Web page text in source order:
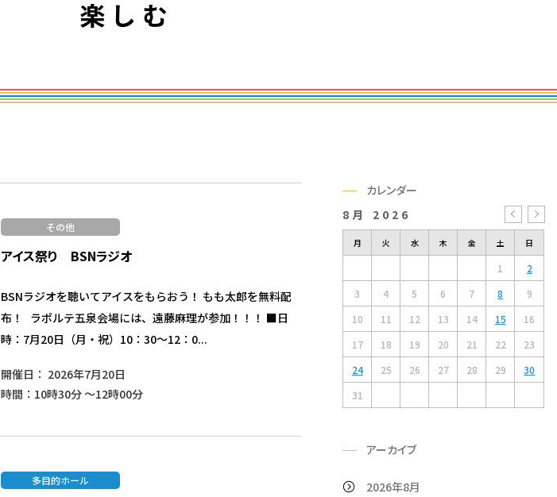
楽しむ
その他
アイス祭り BSNラジオ
BSNラジオを聴いてアイスをもらおう！ もも太郎を無料配
布！ ラポルテ五泉会場には、遠藤麻理が参加！！！ ■日
時：7月20日（月・祝）10：30～12：0...
開催日： 2026年7月20日
時間：10時30分 ～12時00分
多目的ホール
カレンダー
8月 2026
月 火 水 木 金 土 日
1
2
3
4 5 6 7 8
9
10
11 12 13 14 15
16
17
18 19 20 21 22
23
24
25 26 27 28 29
30
31
アーカイブ
2026年8月